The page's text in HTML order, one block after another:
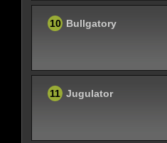
10 Bullgatory
11 Jugulator